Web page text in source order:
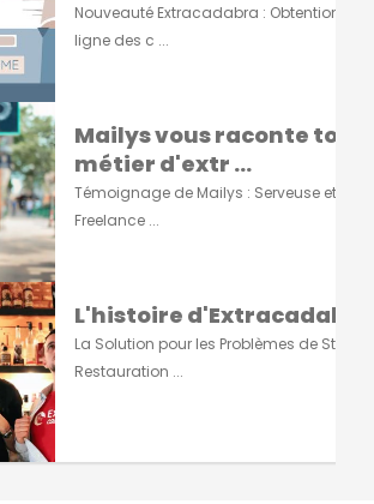
Nouveauté Extracadabra : Obtention du
ligne des c ...
Mailys vous raconte tout
métier d'extr ...
Témoignage de Mailys : Serveuse et
Freelance ...
L'histoire d'Extracadabra
La Solution pour les Problèmes de Staff
Restauration ...